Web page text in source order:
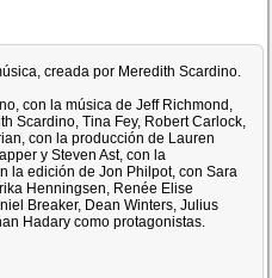
creada por Meredith Scardino.
con la música de Jeff Richmond,
Scardino, Tina Fey, Robert Carlock,
con la producción de Lauren
y Steven Ast, con la
la edición de Jon Philpot, con Sara
Henningsen, Renée Elise
Breaker, Dean Winters, Julius
Hadary como protagonistas.